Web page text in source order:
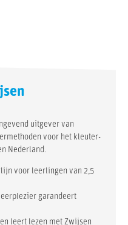
uitgever van
voor het kleuter-
Nederland.
voor leerlingen van 2,5
garandeert
leert lezen met Zwijsen